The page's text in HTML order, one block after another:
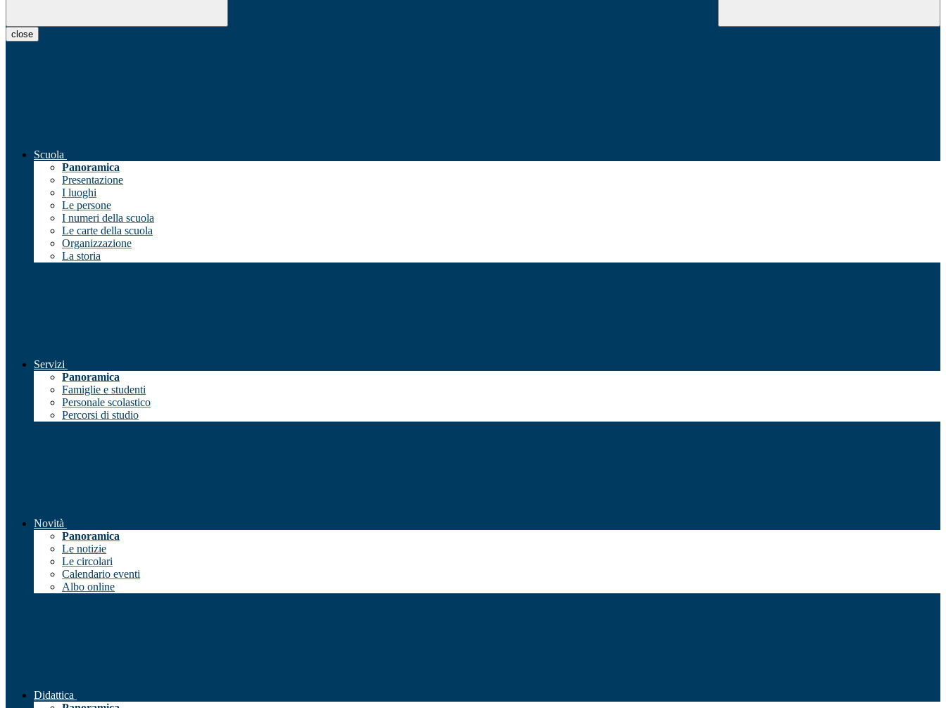
close
Scuola
Panoramica
Presentazione
I luoghi
Le persone
I numeri della scuola
Le carte della scuola
Organizzazione
La storia
Servizi
Panoramica
Famiglie e studenti
Personale scolastico
Percorsi di studio
Novità
Panoramica
Le notizie
Le circolari
Calendario eventi
Albo online
Didattica